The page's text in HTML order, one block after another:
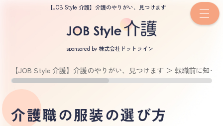
【JOB Style 介護】介護のやりがい、見つけます
sponsored by 株式会社ドットライン
【JOB Style 介護】介護のやりがい、見つけます ＞転職前に知っ
介護職の服装の選び方